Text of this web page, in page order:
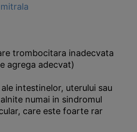
trombocitara inadecvata
agrega adecvat)
intestinelor, uterului sau
numai in sindromul
care este foarte rar